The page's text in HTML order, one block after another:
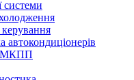
системи
автокондиціонерів
МКПП